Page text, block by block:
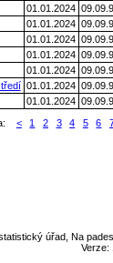
01.01.2024
01.01.2024
01.01.2024
01.01.2024
01.01.2024
01.01.2024
01.01.2024
< 1 2 3 4 5 6
úřad, Na
Verze: